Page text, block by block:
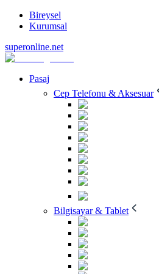
Bireysel
Kurumsal
superonline.net
Pasaj
Cep Telefonu & Aksesuar
Bilgisayar & Tablet